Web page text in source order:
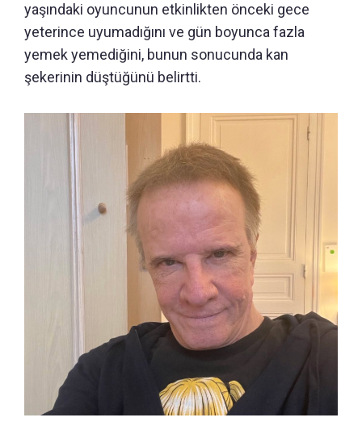
yaşındaki oyuncunun etkinlikten önceki gece
yeterince uyumadığını ve gün boyunca fazla
yemek yemediğini, bunun sonucunda kan
şekerinin düştüğünü belirtti.